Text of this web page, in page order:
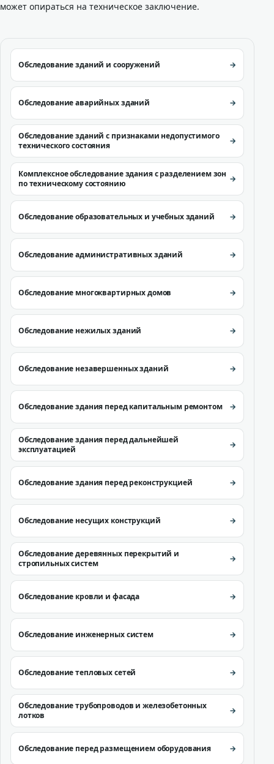
может опираться на техническое заключение.
Обследование зданий и сооружений
Обследование аварийных зданий
Обследование зданий с признаками недопустимого
технического состояния
Комплексное обследование здания с разделением зон
по техническому состоянию
Обследование образовательных и учебных зданий
Обследование административных зданий
Обследование многоквартирных домов
Обследование нежилых зданий
Обследование незавершенных зданий
Обследование здания перед капитальным ремонтом
Обследование здания перед дальнейшей
эксплуатацией
Обследование здания перед реконструкцией
Обследование несущих конструкций
Обследование деревянных перекрытий и
стропильных систем
Обследование кровли и фасада
Обследование инженерных систем
Обследование тепловых сетей
Обследование трубопроводов и железобетонных
лотков
Обследование перед размещением оборудования